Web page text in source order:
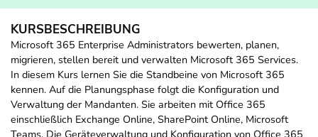
KURSBESCHREIBUNG
Microsoft 365 Enterprise Administrators bewerten, planen,
migrieren, stellen bereit und verwalten Microsoft 365 Services.
In diesem Kurs lernen Sie die Standbeine von Microsoft 365
kennen. Auf die Planungsphase folgt die Konfiguration und
Verwaltung der Mandanten. Sie arbeiten mit Office 365
einschließlich Exchange Online, SharePoint Online, Microsoft